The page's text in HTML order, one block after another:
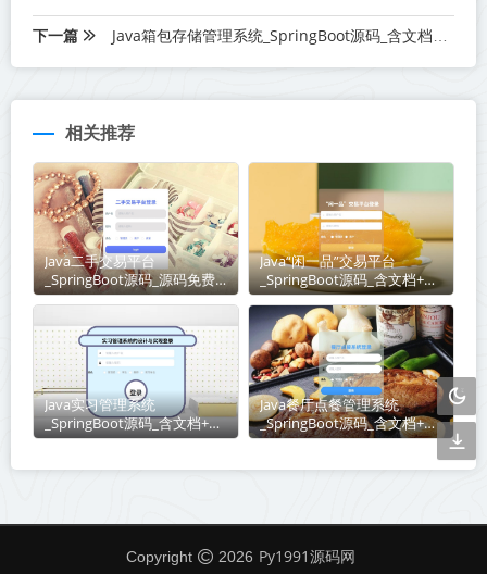
下一篇 Java箱包存储管理系统_SpringBoot源码_含文档+远程部署服务
相关推荐
Java二手交易平台
_SpringBoot源码_源码免费
下载
Java“闲一品”交易平台
_SpringBoot源码_含文档+远
程部署服务
Java实习管理系统
_SpringBoot源码_含文档+远
程部署服务
Java餐厅点餐管理系统
_SpringBoot源码_含文档+远
程部署服务
Copyright 2026 Py1991源码网